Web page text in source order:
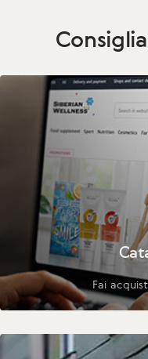
Fai